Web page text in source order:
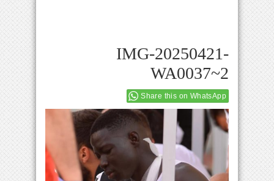
IMG-20250421-
WA0037~2
Share this on WhatsApp